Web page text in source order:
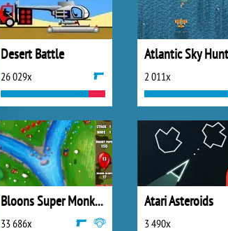
Desert Battle
26 029x 2 011x
Bloons Super Monkey
33 686x
Atari Asteroids
3 490x